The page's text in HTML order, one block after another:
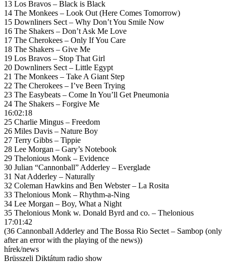
13 Los Bravos – Black is Black
14 The Monkees – Look Out (Here Comes Tomorrow)
15 Downliners Sect – Why Don’t You Smile Now
16 The Shakers – Don’t Ask Me Love
17 The Cherokees – Only If You Care
18 The Shakers – Give Me
19 Los Bravos – Stop That Girl
20 Downliners Sect – Little Egypt
21 The Monkees – Take A Giant Step
22 The Cherokees – I’ve Been Trying
23 The Easybeats – Come In You’ll Get Pneumonia
24 The Shakers – Forgive Me
16:02:18
25 Charlie Mingus – Freedom
26 Miles Davis – Nature Boy
27 Terry Gibbs – Tippie
28 Lee Morgan – Gary’s Notebook
29 Thelonious Monk – Evidence
30 Julian “Cannonball” Adderley – Everglade
31 Nat Adderley – Naturally
32 Coleman Hawkins and Ben Webster – La Rosita
33 Thelonious Monk – Rhythm-a-Ning
34 Lee Morgan – Boy, What a Night
35 Thelonious Monk w. Donald Byrd and co. – Thelonious
17:01:42
(36 Cannonball Adderley and The Bossa Rio Sectet – Sambop (only
after an error with the playing of the news))
hírek/news
Brüsszeli Diktátum radio show